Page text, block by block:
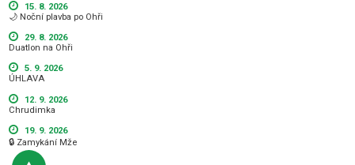
15. 8. 2026
🌙 Noční plavba po Ohři
29. 8. 2026
Duatlon na Ohři
5. 9. 2026
ÚHLAVA
12. 9. 2026
Chrudimka
19. 9. 2026
🔒 Zamykání Mže